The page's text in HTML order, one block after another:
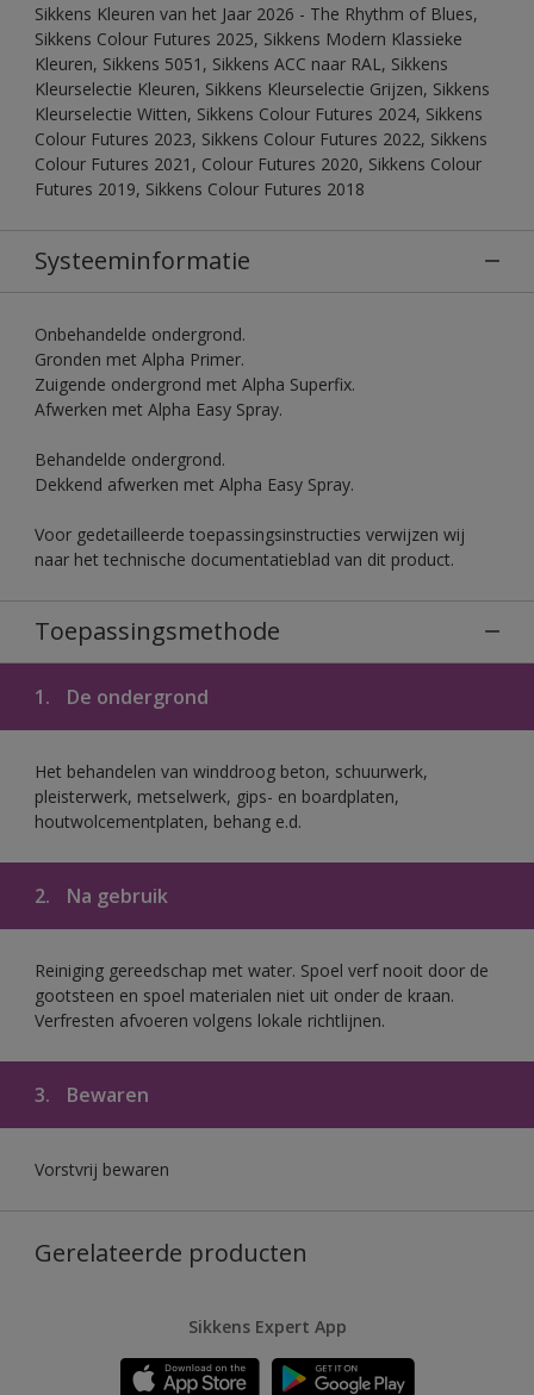
Sikkens Kleuren van het Jaar 2026 - The Rhythm of Blues,
Sikkens Colour Futures 2025, Sikkens Modern Klassieke
Kleuren, Sikkens 5051, Sikkens ACC naar RAL, Sikkens
Kleurselectie Kleuren, Sikkens Kleurselectie Grijzen, Sikkens
Kleurselectie Witten, Sikkens Colour Futures 2024, Sikkens
Colour Futures 2023, Sikkens Colour Futures 2022, Sikkens
Colour Futures 2021, Colour Futures 2020, Sikkens Colour
Futures 2019, Sikkens Colour Futures 2018
Systeeminformatie
Onbehandelde ondergrond.
Gronden met Alpha Primer.
Zuigende ondergrond met Alpha Superfix.
Afwerken met Alpha Easy Spray.
Behandelde ondergrond.
Dekkend afwerken met Alpha Easy Spray.
Voor gedetailleerde toepassingsinstructies verwijzen wij
naar het technische documentatieblad van dit product.
Toepassingsmethode
1. De ondergrond
Het behandelen van winddroog beton, schuurwerk,
pleisterwerk, metselwerk, gips- en boardplaten,
houtwolcementplaten, behang e.d.
2. Na gebruik
Reiniging gereedschap met water. Spoel verf nooit door de
gootsteen en spoel materialen niet uit onder de kraan.
Verfresten afvoeren volgens lokale richtlijnen.
3. Bewaren
Vorstvrij bewaren
Gerelateerde producten
Sikkens Expert App